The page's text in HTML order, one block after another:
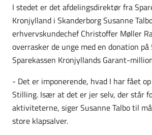
I stedet er det afdelingsdirektør fra
Kronjylland i Skanderborg Susanne
erhvervskundechef Christoffer Møller
overrasker de unge med en donation
Sparekassen Kronjyllands Garant-
- Det er imponerende, hvad I har fået
Stilling. Især at det er jer selv, der står
aktiviteterne, siger Susanne Talbo til
store klapsalver.